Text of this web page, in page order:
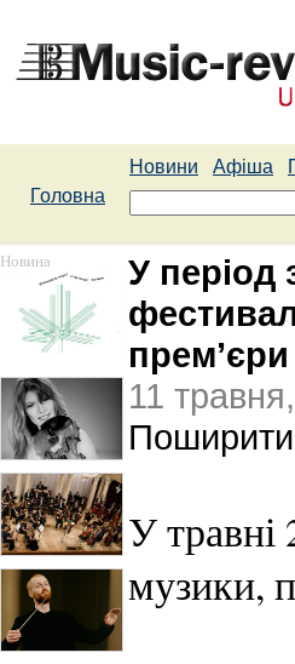
Новини Афіша
Головна
Новина
У період
11
У травні
музики,